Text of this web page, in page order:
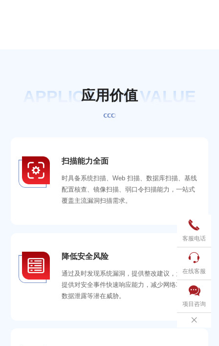
APPLICATION VALUE
应用价值
扫描能力全面
时具备系统扫描、Web 扫描、数据库扫描、基线
配置核查、镜像扫描、弱口令扫描能力，一站式
覆盖主流漏洞扫描需求。
降低安全风险
通过及时发现系统漏洞，提供整改建议，为用户
提供对安全事件快速响应能力，减少网络攻击和
数据泄露等潜在威胁。

客服电话

在线客服

项目咨询
